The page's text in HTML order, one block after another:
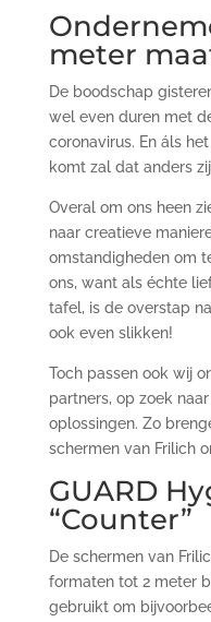
meter
De boodschap
wel even duren met
coronavirus. En áls
komt zal dat anders
Overal om ons heen
naar creatieve
omstandigheden om
ons, want als échte
tafel, is de overstap
ook even slikken!
Toch passen ook wij
partners, op zoek
oplossingen. Zo
schermen van Frilich
GUARD
“Counter”
De schermen van
formaten tot 2 meter
gebruikt om